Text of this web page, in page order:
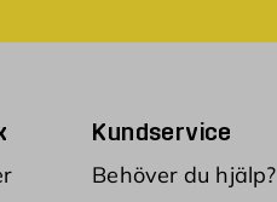
Kundservice
Behöver du hjälp?